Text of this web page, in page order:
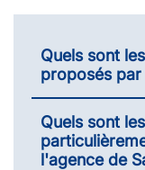
Quels sont
proposés par
Quels sont
l'agence de